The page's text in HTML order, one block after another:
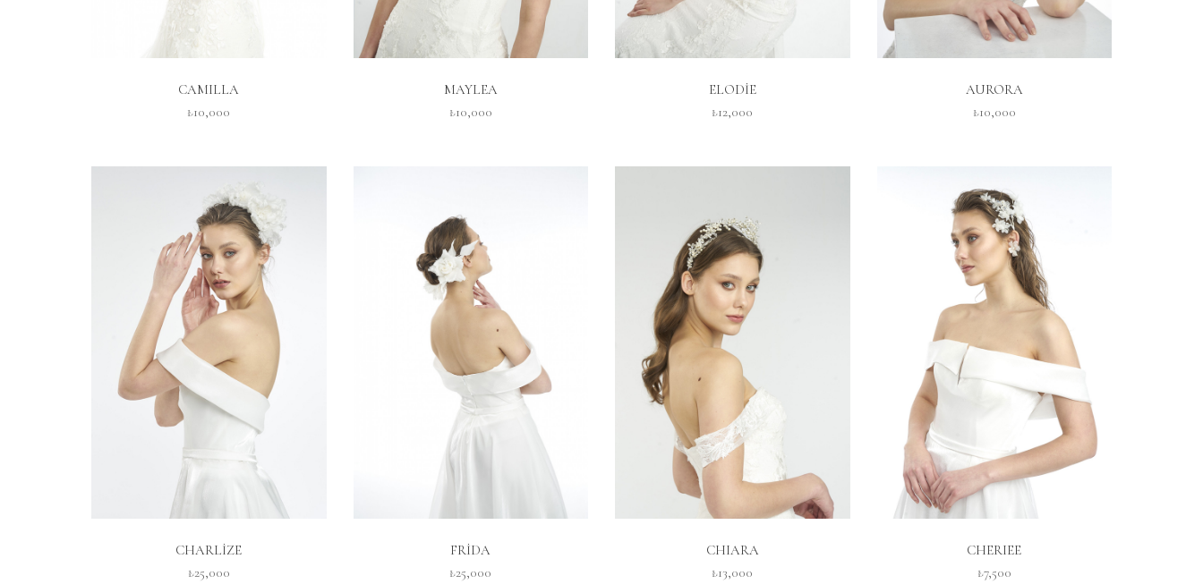
CAMILLA
₺10,000
MAYLEA
₺10,000
ELODİE
₺12,000
AURORA
₺10,000
CHARLİZE
₺25,000
FRİDA
₺25,000
CHIARA
₺13,000
CHERIEE
₺7,500